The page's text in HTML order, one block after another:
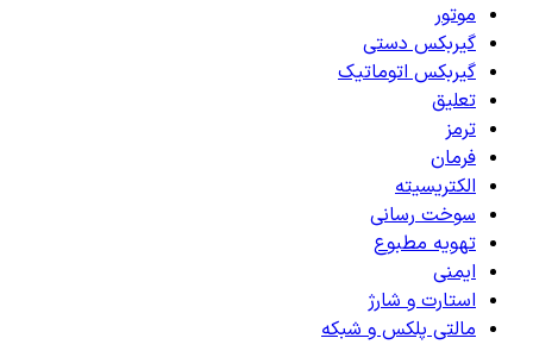
موتور
گیربکس دستی
گیربکس اتوماتیک
تعلیق
ترمز
فرمان
الکتریسیته
سوخت رسانی
تهویه مطبوع
ایمنی
استارت و شارژ
مالتی پلکس و شبکه